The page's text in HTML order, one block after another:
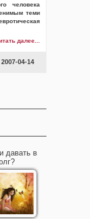
человека
теми
далее...
2007-04-14
давать в